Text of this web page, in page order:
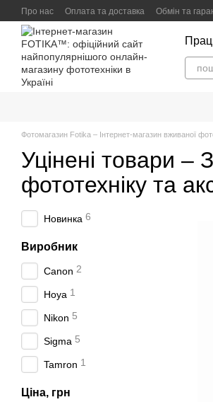
Перейти до основного контенту
Про нас Оплата та доставка Обмін та
Фотомагазин Fotika – Інтернет-магазин вживаної
Уцінені товари –
фототехніку та
Новинка 6
Виробник
Canon 2
Hoya 1
Nikon 5
Sigma 5
Tamron 1
Ціна, грн